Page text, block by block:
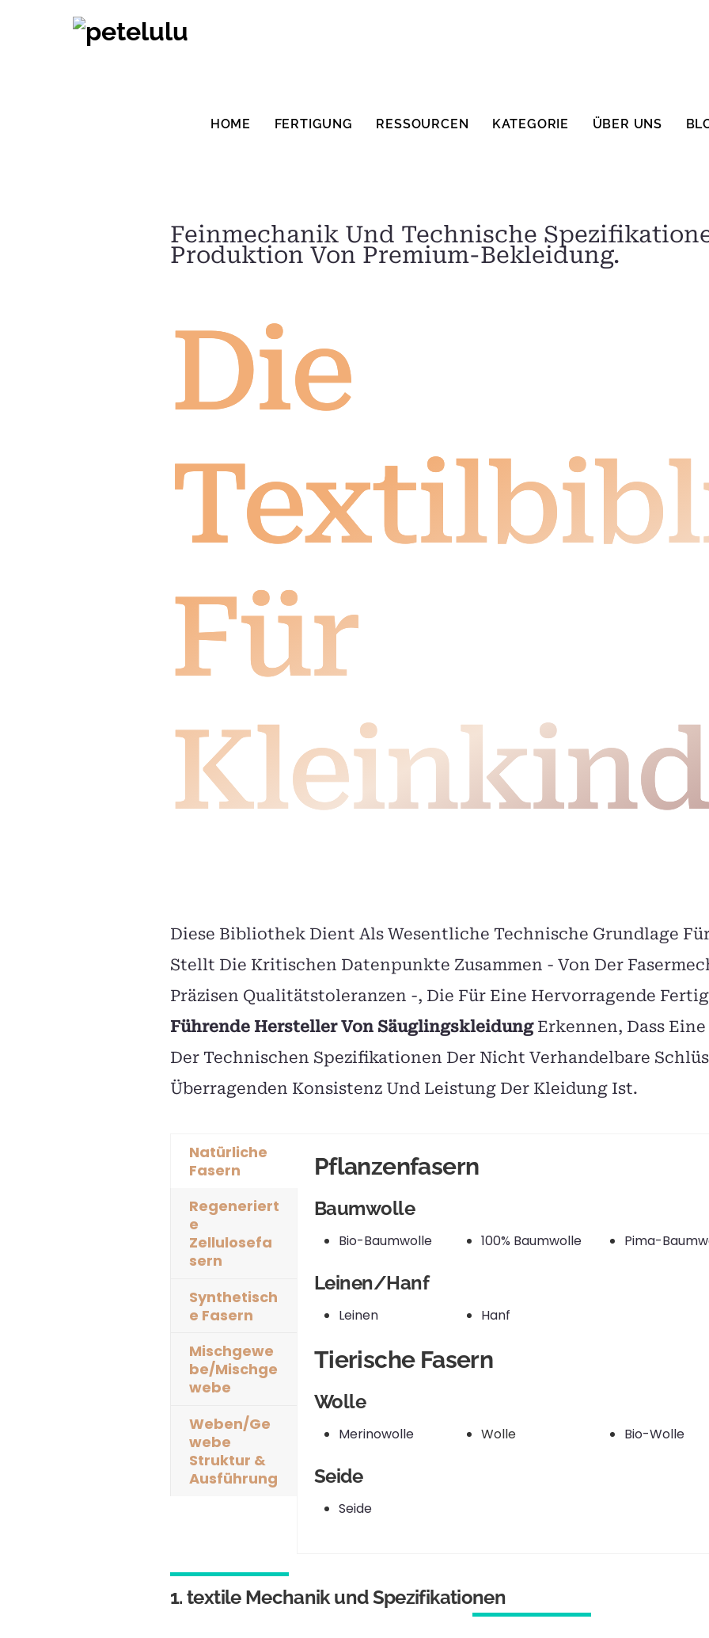
HOME FERTIGUNG RESSOURCEN KATEGORIE ÜBER UNS
Feinmechanik Und Technische
Produktion Von Premium-Bekleidung.
Die
Für
Diese Bibliothek Dient Als Wesentliche Technische Grundlage
Stellt Die Kritischen Datenpunkte Zusammen - Von Der
Präzisen Qualitätstoleranzen -, Die Für Eine Hervorragende
Führende Hersteller Von SäuglingskleidungErkennen, Dass
Der Technischen Spezifikationen Der Nicht Verhandelbare
Überragenden Konsistenz Und Leistung Der Kleidung Ist.
Natürliche
Fasern
Regeneriert
e
Zellulosefa
sern
Synthetisch
e Fasern
Mischgewe
be/Mischge
webe
Weben/Ge
webe
Struktur &
Ausführung
Pflanzenfasern
Baumwolle
Bio-Baumwolle 100% Baumwolle Pima-
Leinen/Hanf
Leinen Hanf
Tierische Fasern
Wolle
Merinowolle Wolle Bio-Wolle
Seide
Seide
1. textile Mechanik und Spezifikationen